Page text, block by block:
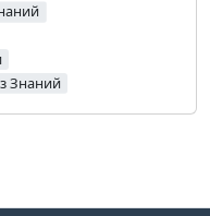
Знаний